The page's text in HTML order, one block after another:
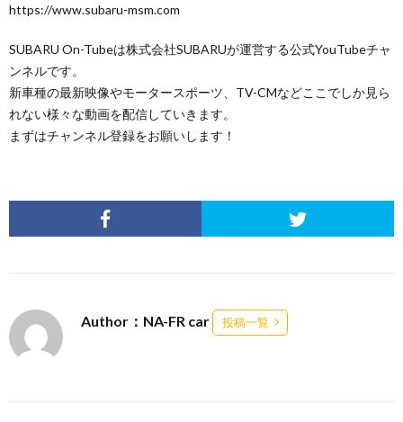
https://www.subaru-msm.com
SUBARU On-Tubeは株式会社SUBARUが運営する公式YouTubeチャ
ンネルです。
新車種の最新映像やモータースポーツ、TV-CMなどここでしか見ら
れない様々な動画を配信していきます。
まずはチャンネル登録をお願いします！
Author：NA-FR car 投稿一覧